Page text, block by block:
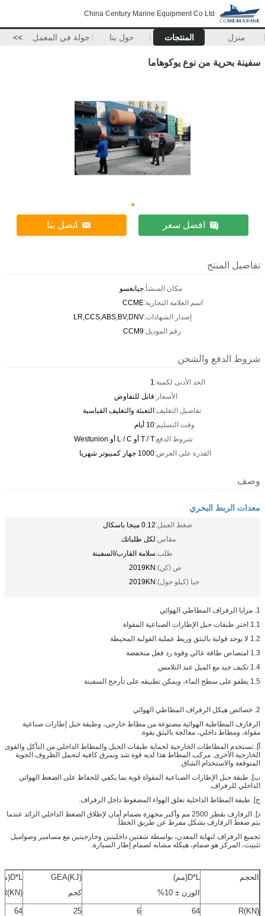
China Century Marine Equipment Co Ltd
منزل المنتجات حول بنا جولة في المعمل >>
سفينة بحرية من نوع يوكوهاما
افضل سعر اتصل بنا
تفاصيل المنتج
مكان المنشأ:جيانغسو
اسم العلامة التجارية:CCME
إصدار الشهادات:LR,CCS,ABS,BV,DNV
رقم الموديل:CCM9
شروط الدفع والشحن
الحد الأدنى لكمية:1
الأسعار:قابل للتفاوض
تفاصيل التغليف:التعبئة والتغليف القياسية
وقت التسليم:10 أيام
شروط الدفع:T / T أو L / C أو Westunion
القدرة على العرض:1000 جهاز كمبيوتر شهريا
وصف
معدات الربط البحري
ضغط العمل:0.12 ميجا باسكال
مقاس:لكل طلباتك
طلب:سلامة القارب/السفينة
ص (كن):2019KN
جيا (كيلو جول):2019KN
1. مزايا الرفراف المطاطي الهوائي
1.1 اختر طبقات حبل الإطارات الصناعية المقواة
1.2 لا يوجد قولبة بالبثق وربط عملية القولبة المحيطة
1.3 امتصاص طاقة عالي وقوة رد فعل منخفضة
1.4 تكيف جيد مع الميل عند التلامس
1.5 يطفو على سطح الماء، ويمكن تطبيقه على تأرجح السفينة
2. خصائص هيكل الرفراف المطاطي الهوائي
الرفارف المطاطية الهوائية مصنوعة من مطاط خارجي، وطبقة حبل إطارات صناعية
مقواة، ومطاط داخلي، معالجة بالبثق بقوة.
أ]. تستخدم المطاطات الخارجية لحماية طبقات الحبل والمطاط الداخلي من التآكل والقوى
الخارجية الأخرى. مركب المطاط هذا لديه قوة شد وتمزق كافية لتحمل الظروف الجوية
المتوقعة والاستخدام الشاق.
ب]. طبقة حبل الإطارات الصناعية المقواة قوية بما يكفي للحفاظ على الضغط الهوائي
الداخلي للرفراف.
ج]. طبقة المطاط الداخلية تغلق الهواء المضغوط داخل الرفراف.
د]. الرفارف بقطر 2500 مم وأكبر مجهزة بصمام أمان لإطلاق الضغط الداخلي الزائد عندما
يتم ضغط الرفارف بشكل مفرط عن طريق الخطأ.
تجميع الرفراف لنهاية المعدن، بواسطة شفتين داخليتين وخارجيتين مع مسامير وصواميل
تثبيت، المركز هو صمام، هيكله مشابه لصمام إطار السيارة.
الحجم
D*L(مم)
الوزن ± 10%
GEA(KJ)
كجم
D*L(مم)
R(KN)
R(KN)
64
6
25
64